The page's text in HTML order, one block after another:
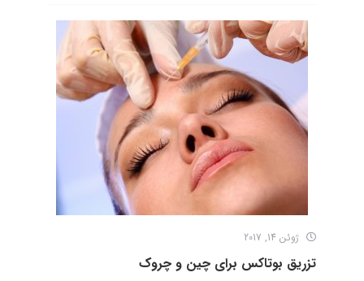
ژوئن 14, 2017
تزریق بوتاکس برای چین و چروک